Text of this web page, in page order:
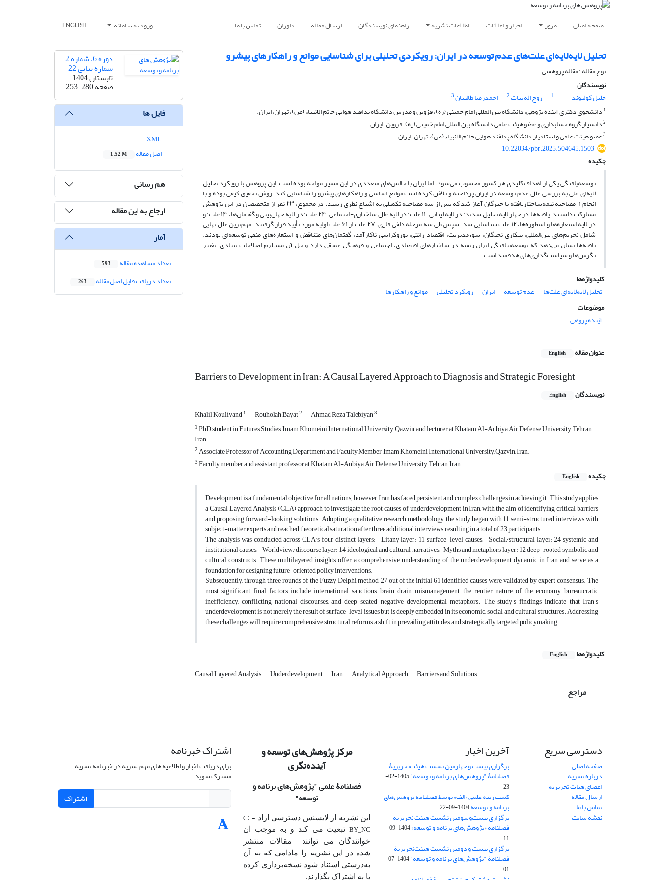
صفحه اصلی مرور اخبار و اعلانات اطلاعات نشریه راهنمای نویسندگان ارسال مقاله داوران تماس با ما ورود به سامانه ENGLISH
تحلیل لایه‌لایه‌ای علت‌های عدم توسعه در ایران: رویکردی تحلیلی برای شناسایی موانع و راهکارهای پیشرو
نوع مقاله : مقاله پژوهشی
نویسندگان
خلیل کولیوند
1 روح اله بیات2 احمدرضا طالبیان3
1 دانشجوی دکتری آینده پژوهی، دانشگاه بین المللی امام خمینی (ره)، قزوین و مدرس دانشگاه پدافند هوایی خاتم الانبیاء (ص)، تهران، ایران.
2دانشیار گروه حسابداری و عضو هیئت علمی دانشگاه بین المللی امام خمینی (ره)، قزوین، ایران.
3عضو هیئت علمی و استادیار دانشگاه پدافند هوایی خاتم الانبیاء (ص)، تهران، ایران.
10.22034/pbr.2025.504645.1503
چکیده
توسعه‌یافتگی یکی از اهداف کلیدی هر کشور محسوب می‌شود، اما ایران با چالش‌های متعددی در این مسیر مواجه بوده است. این پژوهش با رویکرد تحلیل
لایه‌ای علی به بررسی علل عدم توسعه در ایران پرداخته و تلاش کرده است موانع اساسی و راهکارهای پیشرو را شناسایی کند. روش تحقیق کیفی بوده و با
انجام ۱۱ مصاحبه نیمه‌ساختاریافته با خبرگان آغاز شد که پس از سه مصاحبه تکمیلی به اشباع نظری رسید. در مجموع، ۲۳ نفر از متخصصان در این پژوهش
مشارکت داشتند. یافته‌ها در چهار لایه تحلیل شدند: در لایه لیتانی، ۱۱ علت؛ در لایه علل ساختاری-اجتماعی، ۲۴ علت؛ در لایه جهان‌بینی و گفتمان‌ها، ۱۴ علت؛ و
در لایه استعاره‌ها و اسطوره‌ها، ۱۲ علت شناسایی شد. سپس طی سه مرحله دلفی فازی، ۲۷ علت از ۶۱ علت اولیه مورد تأیید قرار گرفتند. مهم‌ترین علل نهایی
شامل تحریم‌های بین‌المللی، بیکاری نخبگان، سوءمدیریت، اقتصاد رانتی، بوروکراسی ناکارآمد، گفتمان‌های متناقض و استعاره‌های منفی توسعه‌ای بودند.
یافته‌ها نشان می‌دهد که توسعه‌نیافتگی ایران ریشه در ساختارهای اقتصادی، اجتماعی و فرهنگی عمیقی دارد و حل آن مستلزم اصلاحات بنیادی، تغییر
نگرش‌ها و سیاست‌گذاری‌های هدفمند است.
کلیدواژه‌ها
تحلیل لایه‌لایه‌ای علت‌ها
عدم توسعه ایران رویکرد تحلیلی
موانع و راهکارها
موضوعات
آینده پژوهی
عنوان مقاله English
Barriers to Development in Iran: A Causal Layered Approach to Diagnosis and Strategic Foresight
نویسندگان English
Khalil Koulivand1 Rouholah Bayat2 Ahmad Reza Talebiyan3
1PhD student in Futures Studies, Imam Khomeini International University, Qazvin, and lecturer at Khatam Al-Anbiya Air Defense University, Tehran,
Iran.
2Associate Professor of Accounting Department and Faculty Member, Imam Khomeini International University, Qazvin, Iran.
3Faculty member and assistant professor at Khatam Al-Anbiya Air Defense University, Tehran, Iran.
چکیده
English
Development is a fundamental objective for all nations; however, Iran has faced persistent and complex challenges in achieving it. This study applies
a Causal Layered Analysis (CLA) approach to investigate the root causes of underdevelopment in Iran, with the aim of identifying critical barriers
and proposing forward-looking solutions. Adopting a qualitative research methodology, the study began with 11 semi-structured interviews with
subject-matter experts and reached theoretical saturation after three additional interviews, resulting in a total of 23 participants.
The analysis was conducted across CLA’s four distinct layers: -Litany layer: 11 surface-level causes; -Social/structural layer: 24 systemic and
institutional causes; -Worldview/discourse layer: 14 ideological and cultural narratives;-Myths and metaphors layer: 12 deep-rooted symbolic and
cultural constructs. These multilayered insights offer a comprehensive understanding of the underdevelopment dynamic in Iran and serve as a
foundation for designing future-oriented policy interventions.
Subsequently, through three rounds of the Fuzzy Delphi method, 27 out of the initial 61 identified causes were validated by expert consensus. The
most significant final factors include international sanctions, brain drain, mismanagement, the rentier nature of the economy, bureaucratic
inefficiency, conflicting national discourses, and deep-seated negative developmental metaphors. The study’s findings indicate that Iran’s
underdevelopment is not merely the result of surface-level issues but is deeply embedded in its economic, social, and cultural structures. Addressing
these challenges will require comprehensive structural reforms, a shift in prevailing attitudes, and strategically targeted policymaking.
کلیدواژه‌ها English
Causal Layered Analysis Underdevelopment Iran Analytical Approach Barriers and Solutions
مراجع
دوره 6، شماره 2 -
شماره پیاپی 22
تابستان 1404
صفحه253-280
فایل ها
اصل مقاله
1.52 M
هم رسانی
ارجاع به این مقاله
آمار
تعداد مشاهده مقاله 593
تعداد دریافت فایل اصل مقاله 263
دسترسی سریع
صفحه اصلی
درباره نشریه
اعضای هیات تحریریه
ارسال مقاله
تماس با ما
نقشه سایت
آخرین اخبار
برگزاری بیست و چهارمین نشست هیئت‌تحریریۀ
فصلنامۀ "پژوهش‌های برنامه و توسعه"
1405-02-
23
کسب رتبه علمی «الف» توسط فصلنامه پژوهش‌های
برنامه و توسعه1404-09-22
برگزاری بیست‌وسومین نشست هیئت‌ تحریریه
فصلنامه «پژوهش‌های برنامه و توسعه»
1404-09-
11
برگزاری بیست و دومین نشست هیئت‌تحریریۀ
فصلنامۀ "پژوهش‌های برنامه و توسعه"
1404-07-
01
مرکز پژوهش‌های توسعه و
آینده‌نگری
فصلنامۀ علمی"پژوهش‌های برنامه و
توسعه"
این نشریه از لایسنس دسترسی ازاد CC-
BY_NCتبعیت می کند و به موجب ان
خوانندگان می توانند مقالات منتشر
شده در این نشریه را مادامی که به آن‌
به‌درستی استناد شود نسخه‌برداری کرده
یا به اشتراک بگذارند.
اشتراک خبرنامه
برای دریافت اخبار و اطلاعیه های مهم نشریه در خبرنامه نشریه
مشترک شوید.
اشتراک